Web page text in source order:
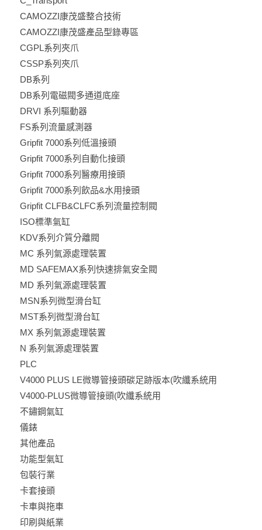
CAMOZZI康茂盛整合技術
CAMOZZI康茂盛產品型錄專區
CGPL系列夾爪
CSSP系列夾爪
DB系列
DB系列電磁閥多通道底座
DRVI 系列驅動器
FS系列流量感測器
Gripfit 7000系列低溫接頭
Gripfit 7000系列自動化接頭
Gripfit 7000系列醫療用接頭
Gripfit 7000系列飲品&水用接頭
Gripfit CLFB&CLFC系列流量控制閥
ISO標準氣缸
KDV系列介質分離閥
MC 系列氣源處理裝置
MD SAFEMAX系列快速排氣安全閥
MD 系列氣源處理裝置
MSN系列微型滑台缸
MST系列微型滑台缸
MX 系列氣源處理裝置
N 系列氣源處理裝置
PLC
V4000 PLUS LE微導管接頭碳足跡版本(吹纖系統用
V4000-PLUS微導管接頭(吹纖系統用
不鏽鋼氣缸
儀錶
其他產品
功能型氣缸
包裝行業
卡套接頭
卡車與拖車
印刷與紙業